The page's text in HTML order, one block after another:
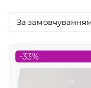
-33%